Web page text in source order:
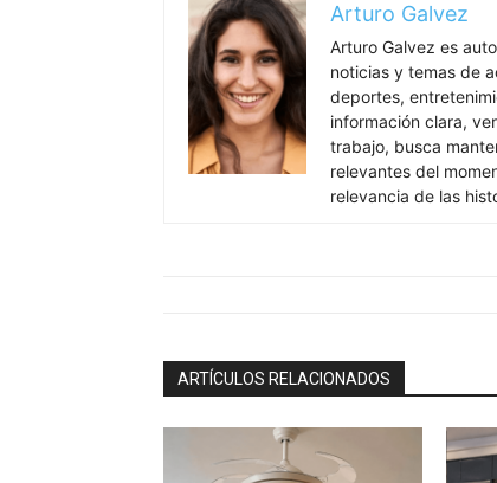
Arturo Galvez
Arturo Galvez es
noticias y temas de
deportes,
información clara,
trabajo, busca
relevantes del
relevancia de las
ARTÍCULOS RELACIONADOS